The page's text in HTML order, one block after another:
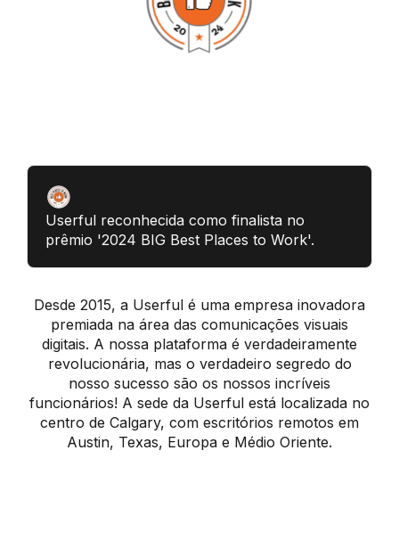
Userful reconhecida como finalista no
prêmio '2024 BIG Best Places to Work'.
Desde 2015, a Userful é uma empresa inovadora
premiada na área das comunicações visuais
digitais. A nossa plataforma é verdadeiramente
revolucionária, mas o verdadeiro segredo do
nosso sucesso são os nossos incríveis
funcionários! A sede da Userful está localizada no
centro de Calgary, com escritórios remotos em
Austin, Texas, Europa e Médio Oriente.